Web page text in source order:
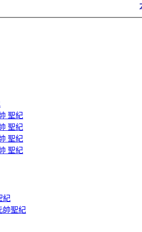
聖紀
聖紀
聖紀
聖紀
紀
帥聖紀